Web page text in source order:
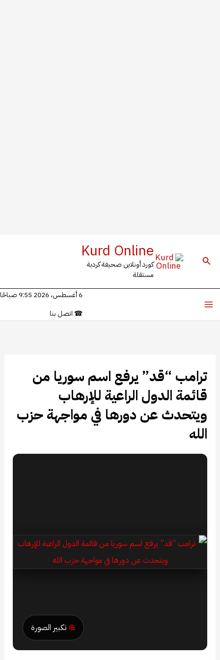
البحث Kurd Online
كورد أونلاين صحيفة كردية
مستقلة
6 أغسطس، 2026 9:55 صباحًا
☎ اتصل بنا
ترامب “قد” يرفع اسم سوريا من
قائمة الدول الراعية للإرهاب
ويتحدث عن دورها في مواجهة حزب
الله
تكبير الصورة